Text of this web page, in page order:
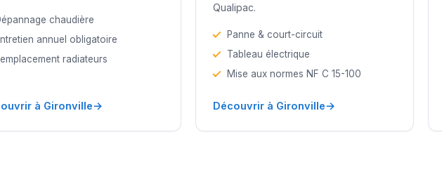
chaudière
annuel obligatoire
radiateurs
à Gironville→
Qualipac.
Panne & court-circuit
Tableau électrique
Mise aux normes NF C 15-100
Découvrir à Gironville→